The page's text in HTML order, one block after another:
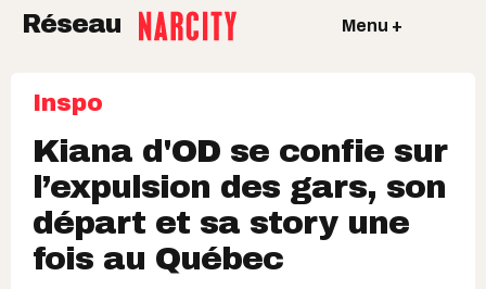
Réseau Menu +
Inspo
Kiana d'OD se confie sur
l’expulsion des gars, son
départ et sa story une
fois au Québec